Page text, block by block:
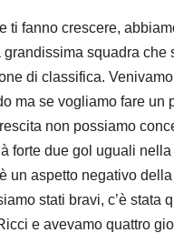
ti fanno crescere,
grandissima squadra che
di classifica.
ma se vogliamo fare un
non possiamo
forte due gol uguali nella
un aspetto negativo
stati bravi, c’è stata
e avevamo quattro